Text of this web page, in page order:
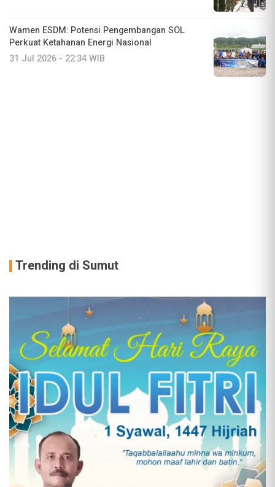
Wamen ESDM: Potensi Pengembangan SOL
Perkuat Ketahanan Energi Nasional
31 Jul 2026 - 22:34 WIB
Trending di Sumut